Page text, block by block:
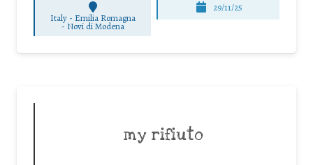
Italy - Emilia Romagna
- Novi di Modena
29/11/25
my rifiuto